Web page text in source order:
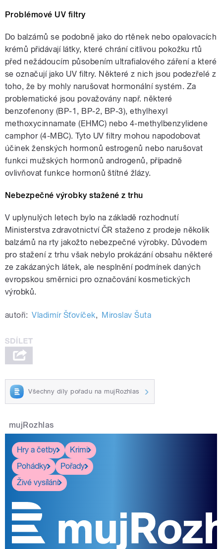
Problémové UV filtry
Do balzámů se podobně jako do rtěnek nebo opalovacích
krémů přidávají látky, které chrání citlivou pokožku rtů
před nežádoucím působením ultrafialového záření a které
se označují jako UV filtry. Některé z nich jsou podezřelé z
toho, že by mohly narušovat hormonální systém. Za
problematické jsou považovány např. některé
benzofenony (BP-1, BP-2, BP-3), ethylhexyl
methoxycinnamate (EHMC) nebo 4-methylbenzylidene
camphor (4-MBC). Tyto UV filtry mohou napodobovat
účinek ženských hormonů estrogenů nebo narušovat
funkci mužských hormonů androgenů, případně
ovlivňovat funkce hormonů štítné žlázy.
Nebezpečné výrobky stažené z trhu
V uplynulých letech bylo na základě rozhodnutí
Ministerstva zdravotnictví ČR staženo z prodeje několik
balzámů na rty jakožto nebezpečné výrobky. Důvodem
pro stažení z trhu však nebylo prokázání obsahu některé
ze zakázaných látek, ale nesplnění podmínek daných
evropskou směrnici pro označování kosmetických
výrobků.
autoři: Vladimír Šťovíček, Miroslav Šuta
Všechny díly pořadu na mujRozhlas
mujRozhlas
Hry a četby
Krimi
Pohádky
Pořady
Živé vysílání